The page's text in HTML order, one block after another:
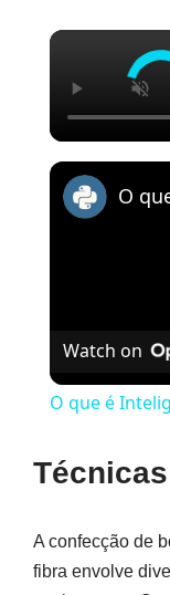
Watch on
O que é
A confecção de
fibra envolve